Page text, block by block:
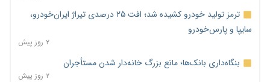
ترمز تولید خودرو کشیده شد؛ افت ۲۵ درصدی تیراژ ایران‌خودرو،
سایپا و پارس‌خودرو
۲ روز پیش
بنگاه‌داری بانک‌ها؛ مانع بزرگ خانه‌دار شدن مستأجران
۲ روز پیش